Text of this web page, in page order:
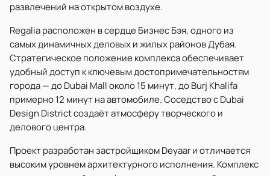
развлечений на открытом воздухе.
Regalia расположен в сердце Бизнес Бэя, одного из
самых динамичных деловых и жилых районов Дубая.
Стратегическое положение комплекса обеспечивает
удобный доступ к ключевым достопримечательностям
города — до Dubai Mall около 15 минут, до Burj Khalifa
примерно 12 минут на автомобиле. Соседство с Dubai
Design District создаёт атмосферу творческого и
делового центра.
Проект разработан застройщиком Deyaar и отличается
высоким уровнем архитектурного исполнения. Комплекс